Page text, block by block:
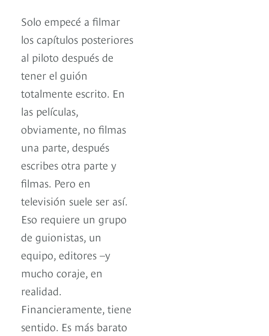
Solo empecé a filmar
los capítulos posteriores
al piloto después de
tener el guión
totalmente escrito. En
las películas,
obviamente, no filmas
una parte, después
escribes otra parte y
filmas. Pero en
televisión suele ser así.
Eso requiere un grupo
de guionistas, un
equipo, editores –y
mucho coraje, en
realidad.
Financieramente, tiene
sentido. Es más barato